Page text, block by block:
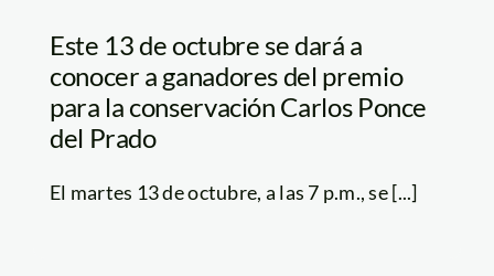
Este 13 de octubre se dará a
conocer a ganadores del premio
para la conservación Carlos Ponce
del Prado
El martes 13 de octubre, a las 7 p.m., se [...]